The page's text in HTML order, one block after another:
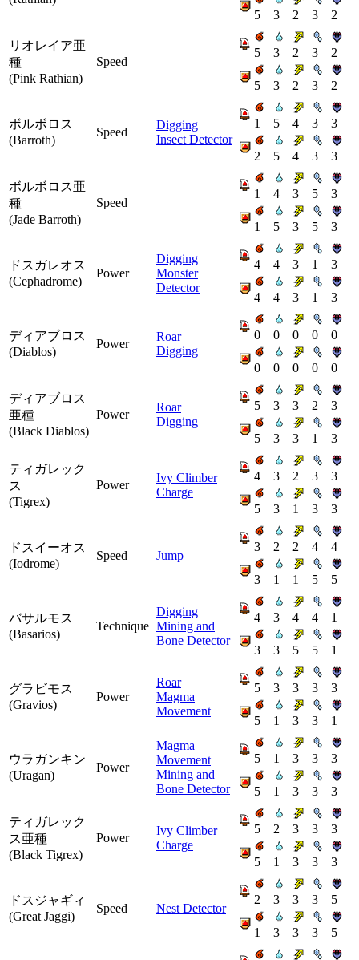
5 3 2 3 2
リオレイア亜
種
(Pink Rathian)
Speed
5 3 2 3 2
5 3 2 3 2
ボルボロス
(Barroth)
Speed
Digging
Insect Detector
1 5 4 3 3
2 5 4 3 3
ボルボロス亜
種
(Jade Barroth)
Speed
1 4 3 5 3
1 5 3 5 3
ドスガレオス
(Cephadrome)
Power
Digging
Monster
Detector
4 4 3 1 3
4 4 3 1 3
ディアブロス
(Diablos)
Power
Roar
Digging
0 0 0 0 0
0 0 0 0 0
ディアブロス
亜種
(Black Diablos)
Power
Roar
Digging
5 3 3 2 3
5 3 3 1 3
ティガレック
ス
(Tigrex)
Power
Ivy Climber
Charge
4 3 2 3 3
5 3 1 3 3
ドスイーオス
(Iodrome)
Speed Jump
3 2 2 4 4
3 1 1 5 5
バサルモス
(Basarios)
Technique
Digging
Mining and
Bone Detector
4 3 4 4 1
3 3 5 5 1
グラビモス
(Gravios)
Power
Roar
Magma
Movement
5 3 3 3 3
5 1 3 3 1
ウラガンキン
(Uragan)
Power
Magma
Movement
Mining and
Bone Detector
5 1 3 3 3
5 1 3 3 3
ティガレック
ス亜種
(Black Tigrex)
Power
Ivy Climber
Charge
5 2 3 3 3
5 1 3 3 3
ドスジャギィ
(Great Jaggi)
Speed Nest Detector
2 3 3 3 5
1 3 3 3 5